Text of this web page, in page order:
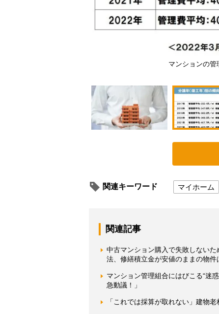
マンションの
関連キーワード マイホーム
関連記事
中古マンション購入で失敗しない
法、修繕積立金が安値のままの物件
マンション管理組合にはびこる“迷
急動議！」
「これでは採算が取れない」建物